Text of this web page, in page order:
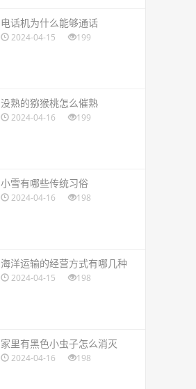
​电话机为什么能够通话
2024-04-15 199
​没熟的猕猴桃怎么催熟
2024-04-16 199
​小雪有哪些传统习俗
2024-04-16 198
​海洋运输的经营方式有哪几种
2024-04-15 198
​家里有黑色小虫子怎么消灭
2024-04-16 198